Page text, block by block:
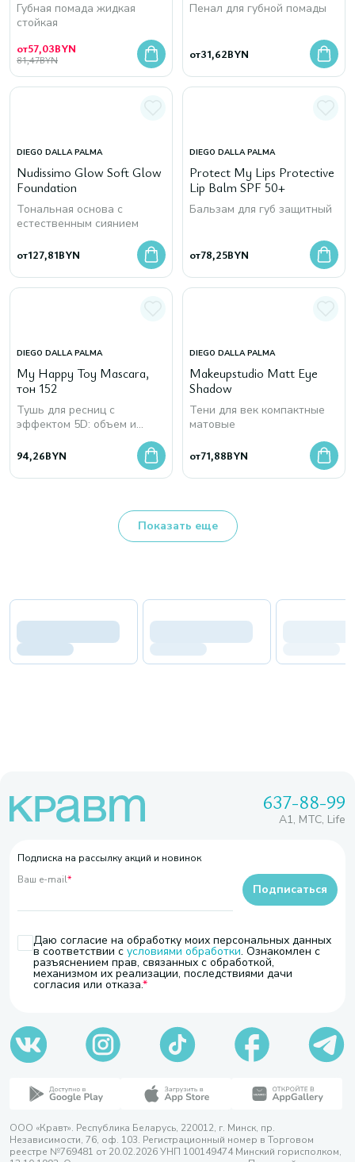
Губная помада жидкая
стойкая
от57,03BYN
81,47BYN
Пенал для губной помады
от31,62BYN
DIEGO DALLA PALMA
Nudissimo Glow Soft Glow
Foundation
Тональная основа с
естественным сиянием
от127,81BYN
DIEGO DALLA PALMA
Protect My Lips Protective
Lip Balm SPF 50+
Бальзам для губ защитный
от78,25BYN
DIEGO DALLA PALMA
My Happy Toy Mascara,
тон 152
Тушь для ресниц с
эффектом 5D: объем и
подкручивание, без комков
и размазывания
94,26BYN
DIEGO DALLA PALMA
Makeupstudio Matt Eye
Shadow
Тени для век компактные
матовые
от71,88BYN
Показать еще
637-88-99
A1, МТС, Life
Подписка на рассылку акций и новинок
Ваш e-mail*
Даю согласие на обработку моих персональных данных
в соответствии с условиями обработки. Ознакомлен с
разъяснением прав, связанных с обработкой,
механизмом их реализации, последствиями дачи
согласия или отказа.
Подписаться
ООО «Кравт». Республика Беларусь, 220012, г. Минск, пр.
Независимости, 76, оф. 103. Регистрационный номер в Торговом
реестре №769481 от 20.02.2026 УНП 100149474 Минский горисполком,